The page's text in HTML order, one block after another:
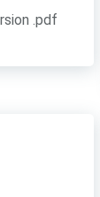
.pdf